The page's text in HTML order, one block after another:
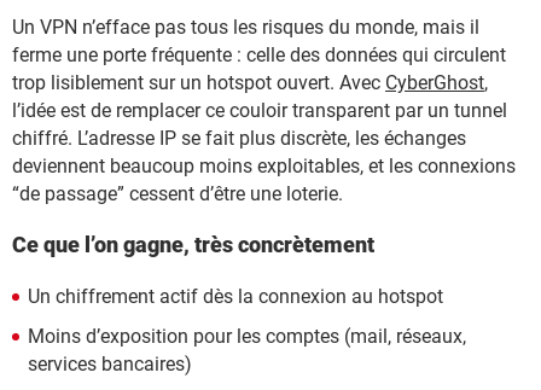
Un VPN n’efface pas tous les risques du monde, mais il
ferme une porte fréquente : celle des données qui circulent
trop lisiblement sur un hotspot ouvert. Avec CyberGhost,
l’idée est de remplacer ce couloir transparent par un tunnel
chiffré. L’adresse IP se fait plus discrète, les échanges
deviennent beaucoup moins exploitables, et les connexions
“de passage” cessent d’être une loterie.
Ce que l’on gagne, très concrètement
Un chiffrement actif dès la connexion au hotspot
Moins d’exposition pour les comptes (mail, réseaux,
services bancaires)